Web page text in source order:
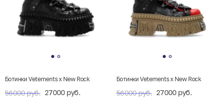
Ботинки Vetements x New Rock
56000 руб. 27000 руб.
Ботинки Vetements x New Rock
56000 руб. 27000 руб.